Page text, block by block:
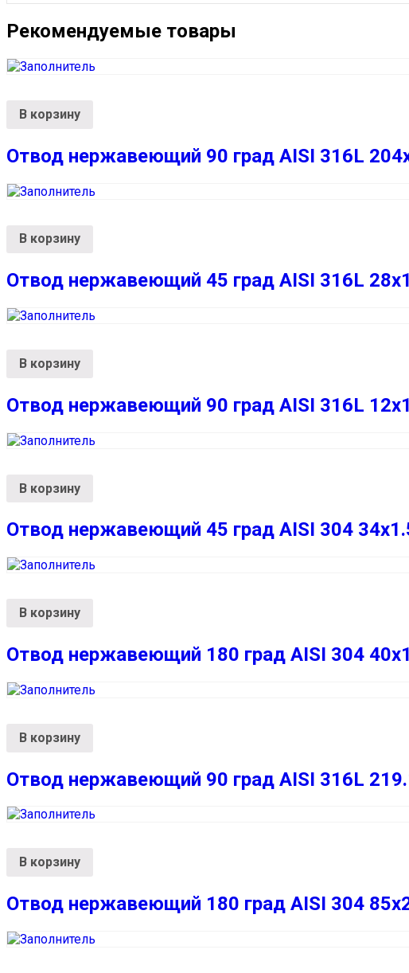
Рекомендуемые товары
В корзину
Отвод нержавеющий 90 град AISI 316L
В корзину
Отвод нержавеющий 45 град AISI 316L
В корзину
Отвод нержавеющий 90 град AISI 316L
В корзину
Отвод нержавеющий 45 град AISI 304
В корзину
Отвод нержавеющий 180 град AISI 304
В корзину
Отвод нержавеющий 90 град AISI 316L
В корзину
Отвод нержавеющий 180 град AISI 304